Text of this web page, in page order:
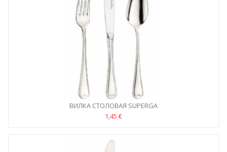
ВИЛКА СТОЛОВАЯ SUPERGA
1,45 €